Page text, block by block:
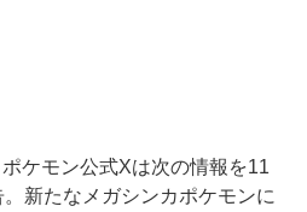
ケモン公式Xは次の情報を11
新たなメガシンカポケモンに